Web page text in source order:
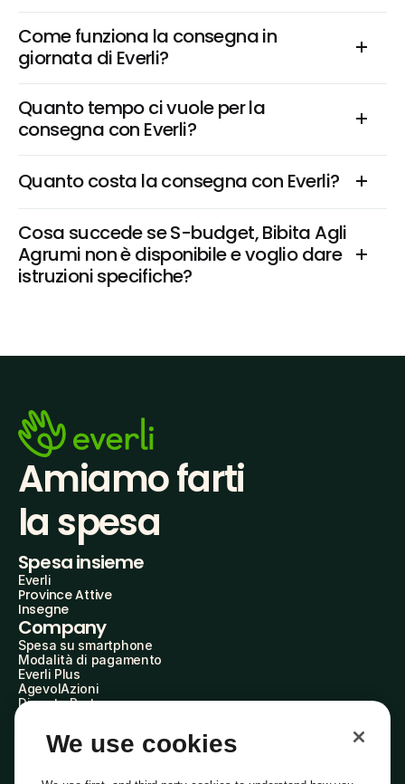
Come funziona la consegna in
giornata di Everli?
Quanto tempo ci vuole per la
consegna con Everli?
Quanto costa la consegna con Everli?
Cosa succede se S-budget, Bibita Agli
Agrumi non è disponibile e voglio dare
istruzioni specifiche?
Amiamo farti
la spesa
Spesa insieme
Everli
Province Attive
Insegne
Company
Spesa su smartphone
Modalità di pagamento
Everli Plus
AgevolAzioni
Diventa Partner
Everli Shoppers
About Us
We use cookies